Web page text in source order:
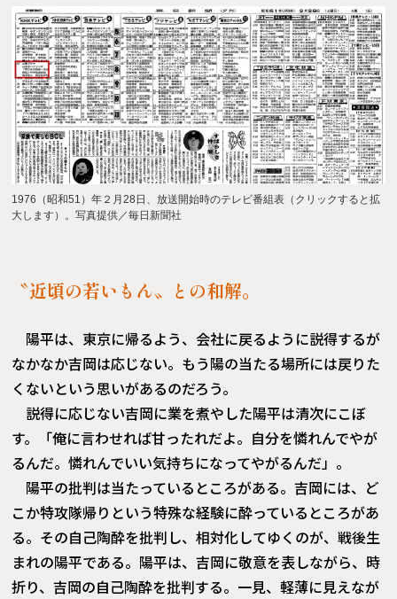
1976（昭和51）年２月28日、放送開始時のテレビ番組表（クリックすると拡
大します）。写真提供／毎日新聞社
〝近頃の若いもん〟との和解。
陽平は、東京に帰るよう、会社に戻るように説得するが
なかなか吉岡は応じない。もう陽の当たる場所には戻りた
くないという思いがあるのだろう。
説得に応じない吉岡に業を煮やした陽平は清次にこぼ
す。「俺に言わせれば甘ったれだよ。自分を憐れんでやが
るんだ。憐れんでいい気持ちになってやがるんだ」。
陽平の批判は当たっているところがある。吉岡には、ど
こか特攻隊帰りという特殊な経験に酔っているところがあ
る。その自己陶酔を批判し、相対化してゆくのが、戦後生
まれの陽平である。陽平は、吉岡に敬意を表しながら、時
折り、吉岡の自己陶酔を批判する。一見、軽薄に見えなが